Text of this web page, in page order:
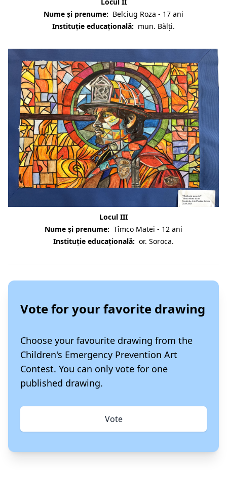
Nume și prenume: Belciug Roza - 17 ani
Instituție educațională: mun. Bălți.
Locul III
Nume și prenume: Tîmco Matei - 12 ani
Instituție educațională: or. Soroca.
Vote for your favorite drawing
Choose your favourite drawing from the
Children's Emergency Prevention Art
Contest. You can only vote for one
published drawing.
Vote